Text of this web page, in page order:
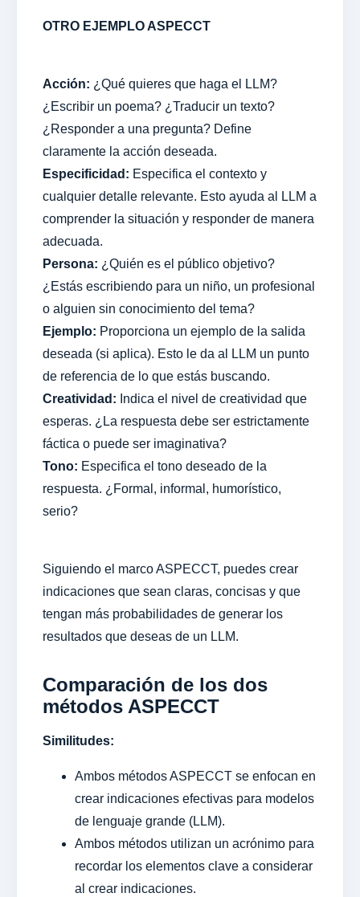
OTRO EJEMPLO ASPECCT
Acción: ¿Qué quieres que haga el LLM?
¿Escribir un poema? ¿Traducir un texto?
¿Responder a una pregunta? Define
claramente la acción deseada.
Especificidad: Especifica el contexto y
cualquier detalle relevante. Esto ayuda al LLM a
comprender la situación y responder de manera
adecuada.
Persona: ¿Quién es el público objetivo?
¿Estás escribiendo para un niño, un profesional
o alguien sin conocimiento del tema?
Ejemplo: Proporciona un ejemplo de la salida
deseada (si aplica). Esto le da al LLM un punto
de referencia de lo que estás buscando.
Creatividad: Indica el nivel de creatividad que
esperas. ¿La respuesta debe ser estrictamente
fáctica o puede ser imaginativa?
Tono: Especifica el tono deseado de la
respuesta. ¿Formal, informal, humorístico,
serio?
Siguiendo el marco ASPECCT, puedes crear
indicaciones que sean claras, concisas y que
tengan más probabilidades de generar los
resultados que deseas de un LLM.
Comparación de los dos
métodos ASPECCT
Similitudes:
Ambos métodos ASPECCT se enfocan en
crear indicaciones efectivas para modelos
de lenguaje grande (LLM).
Ambos métodos utilizan un acrónimo para
recordar los elementos clave a considerar
al crear indicaciones.